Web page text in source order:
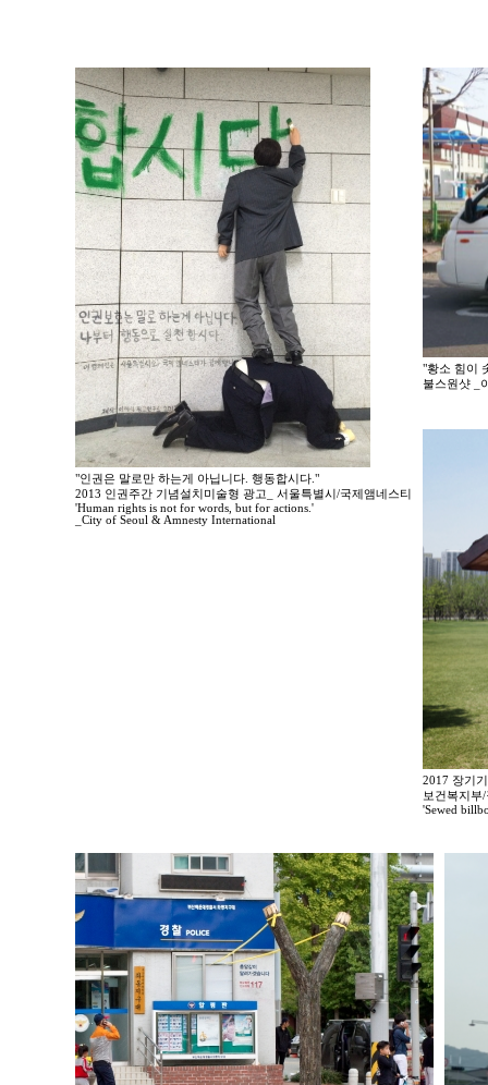
"인권은 말로만 하는게 아닙니다. 행동합시다."
2013 인권주간 기념설치미술형 광고_ 서울특별시/국제앰네스티
'Human rights is not for words, but for actions.'
_City of Seoul & Amnesty International
"황소 힘이
불스원샷 _
2017 장기
보건복지부
'Sewed